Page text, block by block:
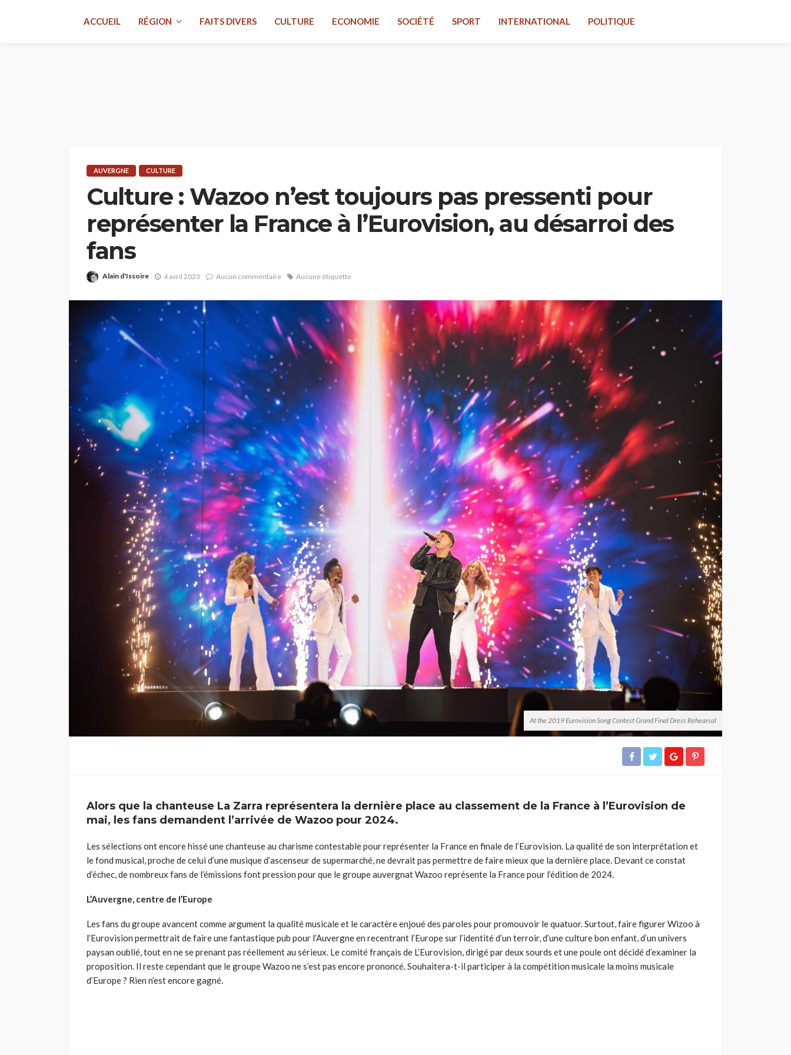
ACCUEIL RÉGION FAITS DIVERS CULTURE ECONOMIE SOCIÉTÉ SPORT INTERNATIONAL POLITIQUE
AUVERGNE CULTURE
Culture : Wazoo n’est toujours pas pressenti pour
représenter la France à l’Eurovision, au désarroi des
fans
Alain d'Issoire 4 avril 2023 Aucun commentaire Aucune étiquette
At the 2019 Eurovision Song Contest Grand Final Dress Rehearsal
Alors que la chanteuse La Zarra représentera la dernière place au classement de la France à l’Eurovision de
mai, les fans demandent l’arrivée de Wazoo pour 2024.
Les sélections ont encore hissé une chanteuse au charisme contestable pour représenter la France en finale de l’Eurovision. La qualité de son interprétation et
le fond musical, proche de celui d’une musique d’ascenseur de supermarché, ne devrait pas permettre de faire mieux que la dernière place. Devant ce constat
d’échec, de nombreux fans de l’émissions font pression pour que le groupe auvergnat Wazoo représente la France pour l’édition de 2024.
L’Auvergne, centre de l’Europe
Les fans du groupe avancent comme argument la qualité musicale et le caractère enjoué des paroles pour promouvoir le quatuor. Surtout, faire figurer Wizoo à
l’Eurovision permettrait de faire une fantastique pub pour l’Auvergne en recentrant l’Europe sur l’identité d’un terroir, d’une culture bon enfant, d’un univers
paysan oublié, tout en ne se prenant pas réellement au sérieux. Le comité français de L’Eurovision, dirigé par deux sourds et une poule ont décidé d’examiner la
proposition. Il reste cependant que le groupe Wazoo ne s’est pas encore prononcé. Souhaitera-t-il participer à la compétition musicale la moins musicale
d’Europe ? Rien n’est encore gagné.